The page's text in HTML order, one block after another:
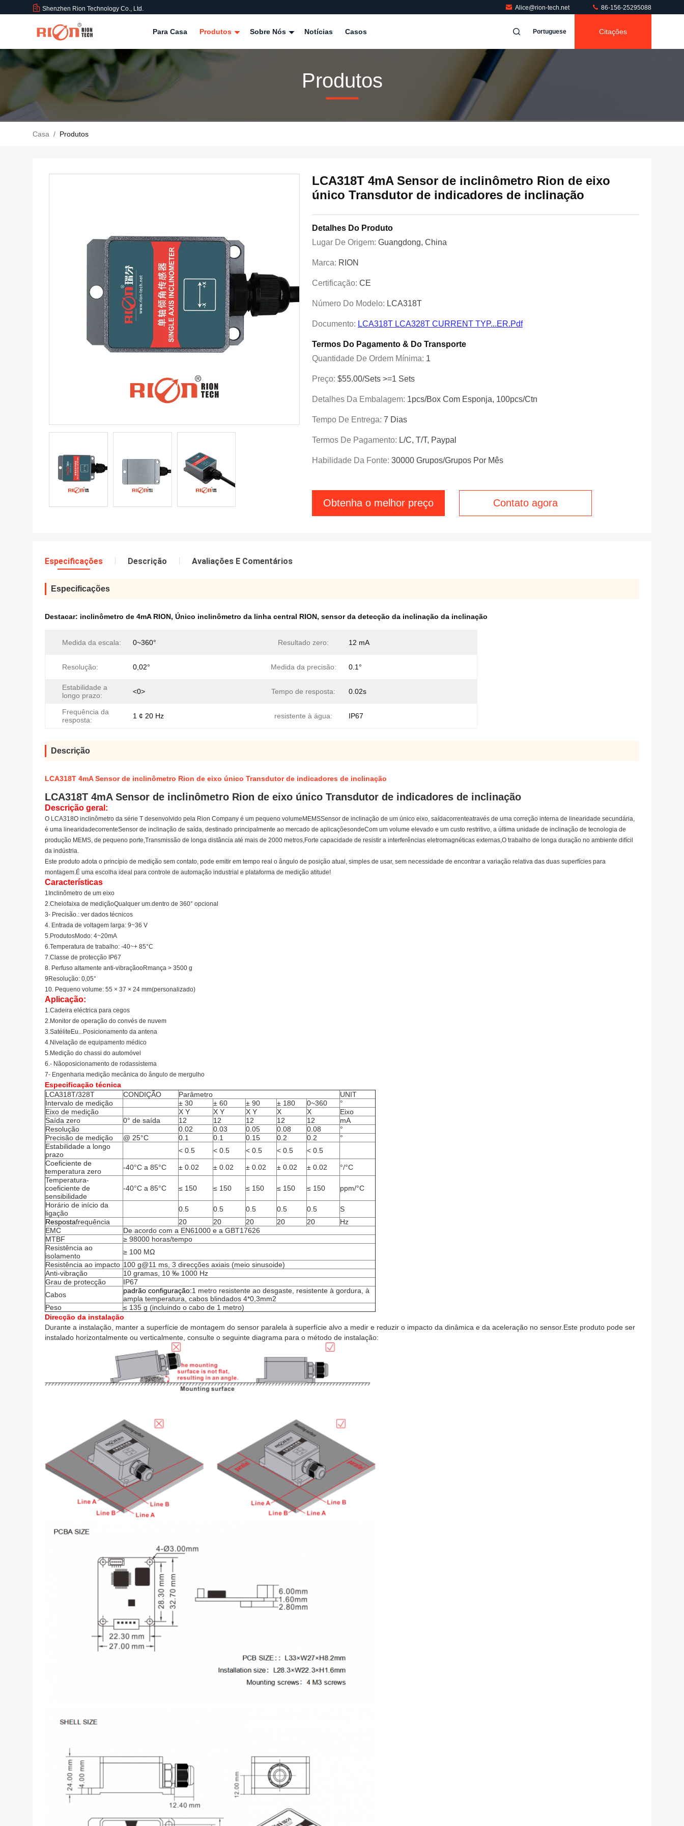
Shenzhen Rion Technology Co., Ltd. Alice@rion-tech.net 86-156-25295088
Para Casa Produtos Sobre Nós Notícias Casos Portuguese Citações
Produtos
Casa / Produtos
LCA318T 4mA Sensor de inclinômetro Rion de eixo
único Transdutor de indicadores de inclinação
Detalhes Do Produto
Lugar De Origem: Guangdong, China
Marca: RION
Certificação: CE
Número Do Modelo: LCA318T
Documento: LCA318T LCA328T CURRENT TYP...ER.pdf
Termos Do Pagamento & Do Transporte
Quantidade De Ordem Mínima: 1
Preço: $55.00/Sets >=1 Sets
Detalhes Da Embalagem: 1pcs/box Com Esponja, 100pcs/ctn
Tempo De Entrega: 7 Dias
Termos De Pagamento: L/C, T/T, Paypal
Habilidade Da Fonte: 30000 Grupos/grupos Por Mês
Obtenha o melhor preço Contato agora
Especificações Descrição Avaliações E Comentários
Especificações
Destacar: inclinômetro de 4mA RION, Único inclinômetro da linha central RION, sensor da detecção da inclinação da inclinação
Medida da escala: 0~360° Resultado zero: 12 mA
Resolução: 0,02° Medida da precisão: 0.1°
Estabilidade a
longo prazo:
<0> Tempo de resposta: 0.02s
Frequência da
resposta:
1 ¢ 20 Hz resistente à água: IP67
Descrição
LCA318T 4mA Sensor de inclinômetro Rion de eixo único Transdutor de indicadores de inclinação
LCA318T 4mA Sensor de inclinômetro Rion de eixo único Transdutor de indicadores de inclinação
Descrição geral:
O LCA318O inclinômetro da série T desenvolvido pela Rion Company é um pequeno volume MEMSSensor de inclinação de um único eixo, saídacorrenteatravés de uma correção interna de linearidade secundária,
é uma linearidadecorrenteSensor de inclinação de saída, destinado principalmente ao mercado de aplicaçõesondeCom um volume elevado e um custo restritivo, a última unidade de inclinação de tecnologia de
produção MEMS, de pequeno porte,Transmissão de longa distância até mais de 2000 metros,Forte capacidade de resistir a interferências eletromagnéticas externas,O trabalho de longa duração no ambiente difícil
da indústria.
Este produto adota o princípio de medição sem contato, pode emitir em tempo real o ângulo de posição atual, simples de usar, sem necessidade de encontrar a variação relativa das duas superfícies para
montagem.É uma escolha ideal para controle de automação industrial e plataforma de medição atitude!
Características
1Inclinômetro de um eixo
2.Cheiofaixa de mediçãoQualquer um.dentro de 360° opcional
3- Precisão.: ver dados técnicos
4. Entrada de voltagem larga: 9~36 V
5.ProdutosModo: 4~20mA
6.Temperatura de trabalho: -40~+ 85°C
7.Classe de protecção IP67
8. Perfuso altamente anti-vibraçãooRmança > 3500 g
9Resolução: 0,05°
10. Pequeno volume: 55 × 37 × 24 mm(personalizado)
Aplicação:
1.Cadeira eléctrica para cegos
2.Monitor de operação do convés de nuvem
3.Satélite Eu...Posicionamento da antena
4.Nivelação de equipamento médico
5.Medição do chassi do automóvel
6.- Nãoposicionamento de rodassistema
7- Engenharia medição mecânica do ângulo de mergulho
Especificação técnica
LCA318T/328T
CONDIÇÃO Parâmetro
UNIT
Intervalo de medição
± 30 ± 60 ± 90 ± 180 0~360
°
Eixo de medição
X Y X Y X Y X X
Eixo
Saída zero
0° de saída 12 12 12 12 12
mA
Resolução
0.02 0.03 0.05 0.08 0.08
°
Precisão de medição
@ 25°C 0.1 0.1 0.15 0.2 0.2
°
Estabilidade a longo
prazo
< 0.5 < 0.5 < 0.5 < 0.5
< 0.5
Coeficiente de
temperatura zero
-40°C a 85°C ± 0.02 ± 0.02 ± 0.02 ± 0.02 ± 0.02
°/°C
Temperatura-
coeficiente de
sensibilidade
-40°C a 85°C ≤ 150 ≤ 150 ≤ 150 ≤ 150 ≤ 150 ppm/°C
Horário de início da
ligação
0.5 0.5 0.5 0.5 0.5
S
Respostafrequência 20 20 20 20 20
Hz
EMC
De acordo com a EN61000 e a GBT17626
MTBF
≥ 98000 horas/tempo
Resistência ao
isolamento
≥ 100 MΩ
Resistência ao impacto 100 g@11 ms, 3 direcções axiais (meio sinusoide)
Anti-vibração
10 gramas, 10 ‰ 1000 Hz
Grau de protecção
IP67
Cabos
padrão configuração:1 metro resistente ao desgaste, resistente à gordura, à
ampla temperatura, cabos blindados 4*0,3mm2
Peso
≤ 135 g (incluindo o cabo de 1 metro)
Direcção da instalação
Durante a instalação, manter a superfície de montagem do sensor paralela à superfície alvo a medir e reduzir o impacto da dinâmica e da aceleração no sensor.Este produto pode ser
instalado horizontalmente ou verticalmente, consulte o seguinte diagrama para o método de instalação: